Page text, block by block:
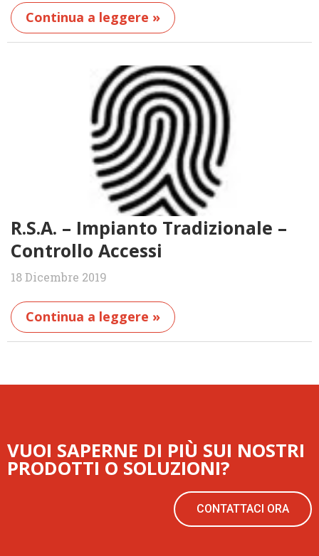
Continua a leggere »
R.S.A. – Impianto Tradizionale –
Controllo Accessi
18 Dicembre 2019
Continua a leggere »
VUOI SAPERNE DI PIÙ SUI NOSTRI
PRODOTTI O SOLUZIONI?
CONTATTACI ORA